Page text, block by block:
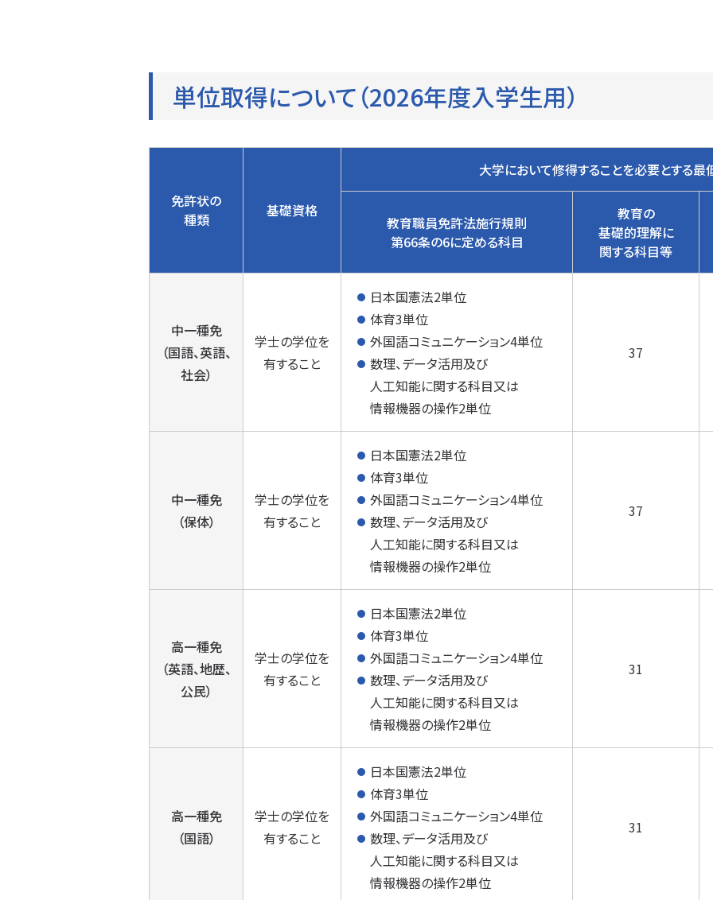
単位取得について（2026年度入学生用）
免許状の
種類
基礎資格
大学において修得することを必要とする
教育職員免許法施行規則
第66条の6に定める科目
教育の
基礎的理解に
関する科目等
中一種免
（国語、英語、
社会）
学士の学位を
有すること
日本国憲法2単位
体育3単位
外国語コミュニケーション4単位
数理、データ活用及び
人工知能に関する科目又は
情報機器の操作2単位
37
中一種免
（保体）
学士の学位を
有すること
日本国憲法2単位
体育3単位
外国語コミュニケーション4単位
数理、データ活用及び
人工知能に関する科目又は
情報機器の操作2単位
37
高一種免
（英語、地歴、
公民）
学士の学位を
有すること
日本国憲法2単位
体育3単位
外国語コミュニケーション4単位
数理、データ活用及び
人工知能に関する科目又は
情報機器の操作2単位
31
高一種免
（国語）
学士の学位を
有すること
日本国憲法2単位
体育3単位
外国語コミュニケーション4単位
数理、データ活用及び
人工知能に関する科目又は
情報機器の操作2単位
31